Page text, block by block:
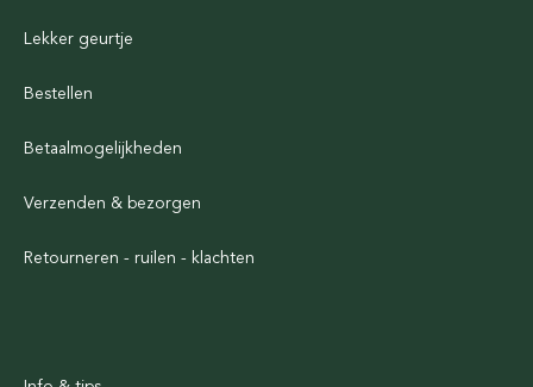
Lekker geurtje
Bestellen
Betaalmogelijkheden
Verzenden & bezorgen
Retourneren - ruilen - klachten